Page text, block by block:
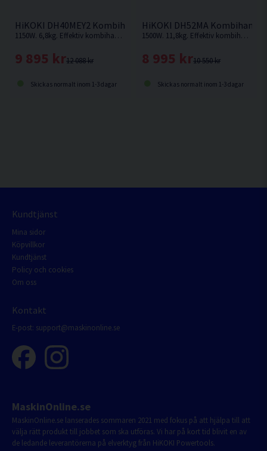
HiKOKI DH40MEY2 Kombihammare (1150W)
1150W. 6,8kg. Effektiv kombihammare från HiKOKI med en slagenergi på 9,2 J. SDS-Max fäste.
12 088 kr
9 895 kr
Skickas normalt inom 1-3 dagar
HiKOKI DH52MA
1500W. 11,8kg. Effektiv kombihammare från HiKOKI med en slagenergi på hela 15,5 J. SDS-Max fäste.
10 550 kr
8 995 kr
Skickas normalt inom 1-3 dagar
Kundtjänst
Mina sidor
Köpvillkor
Kundtjänst
Policy och cookies
Om oss
Kontakt
E-post: support@maskinonline.se
MaskinOnline.se
MaskinOnline.se lanserades sommaren 2021 med fokus på att hjälpa till att
välja rätt produkt till jobbet som ska utföras. Vi har på kort tid blivit en av
de ledande leverantörerna på elverktyg från HiKOKI Powertools.